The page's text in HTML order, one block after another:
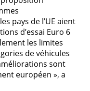
pays de l’UE aient
d’essai Euro 6
les limites
de véhicules
sont
européen », a